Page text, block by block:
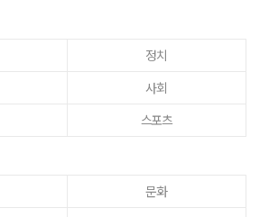
정치
사회
스포츠
문화